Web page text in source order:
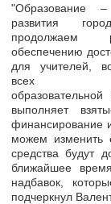
"Образование
развития
продолжаем
обеспечению
для учителей,
всех
выполняет
финансирование
можем изменить
средства будут
ближайшее
надбавок,
подчеркнул